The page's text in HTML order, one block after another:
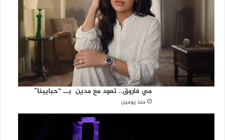
مي فاروق.. تعود مع مدين بــ “حبايبنا”
منذ يومين